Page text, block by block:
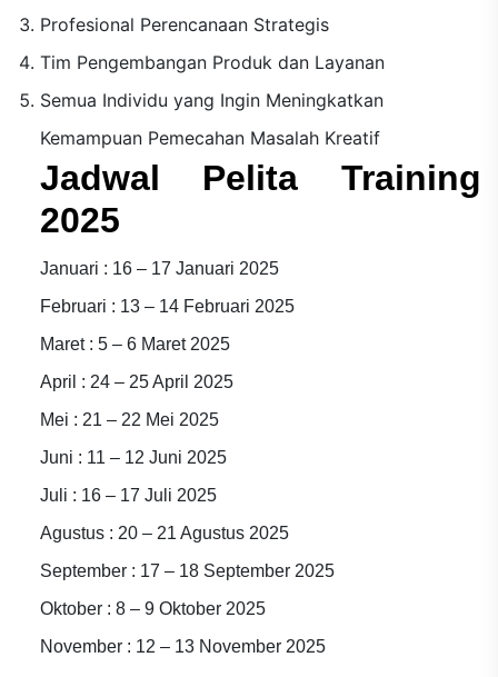
Profesional Perencanaan Strategis
Tim Pengembangan Produk dan Layanan
Semua Individu yang Ingin Meningkatkan
Kemampuan Pemecahan Masalah Kreatif
Jadwal Pelita Training
2025
Januari : 16 – 17 Januari 2025
Februari : 13 – 14 Februari 2025
Maret : 5 – 6 Maret 2025
April : 24 – 25 April 2025
Mei : 21 – 22 Mei 2025
Juni : 11 – 12 Juni 2025
Juli : 16 – 17 Juli 2025
Agustus : 20 – 21 Agustus 2025
September : 17 – 18 September 2025
Oktober : 8 – 9 Oktober 2025
November : 12 – 13 November 2025